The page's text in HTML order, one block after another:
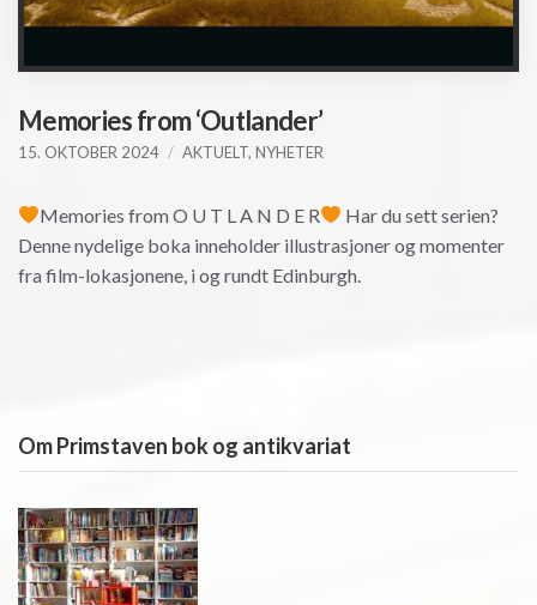
Memories from ‘Outlander’
15. OKTOBER 2024 AKTUELT, NYHETER
Memories from O U T L A N D E R
Har du sett serien?
Denne nydelige boka inneholder illustrasjoner og momenter
fra film-lokasjonene, i og rundt Edinburgh.
Om Primstaven bok og antikvariat